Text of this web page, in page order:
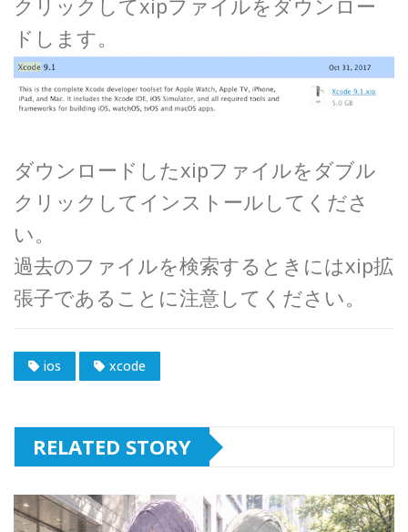
ドします。
ダウンロードしたxipファイルをダブル
クリックしてインストールしてくださ
い。
過去のファイルを検索するときにはxip拡
張子であることに注意してください。
ios xcode
RELATED STORY